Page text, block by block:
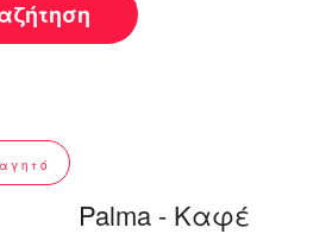
Palma - Καφέ